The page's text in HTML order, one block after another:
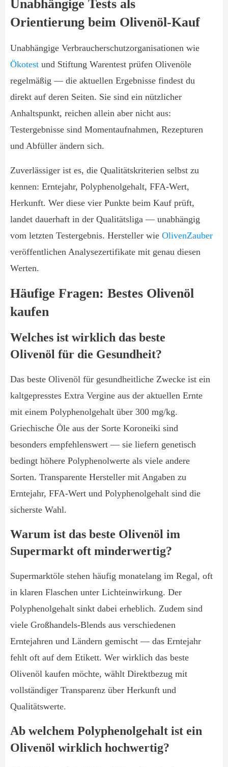
Unabhängige Tests als
Orientierung beim Olivenöl-Kauf
Unabhängige Verbraucherschutzorganisationen wie
Ökotest und Stiftung Warentest prüfen Olivenöle
regelmäßig — die aktuellen Ergebnisse findest du
direkt auf deren Seiten. Sie sind ein nützlicher
Anhaltspunkt, reichen allein aber nicht aus:
Testergebnisse sind Momentaufnahmen, Rezepturen
und Abfüller ändern sich.
Zuverlässiger ist es, die Qualitätskriterien selbst zu
kennen: Erntejahr, Polyphenolgehalt, FFA-Wert,
Herkunft. Wer diese vier Punkte beim Kauf prüft,
landet dauerhaft in der Qualitätsliga — unabhängig
vom letzten Testergebnis. Hersteller wie OlivenZauber
veröffentlichen Analysezertifikate mit genau diesen
Werten.
Häufige Fragen: Bestes Olivenöl
kaufen
Welches ist wirklich das beste
Olivenöl für die Gesundheit?
Das beste Olivenöl für gesundheitliche Zwecke ist ein
kaltgepresstes Extra Vergine aus der aktuellen Ernte
mit einem Polyphenolgehalt über 300 mg/kg.
Griechische Öle aus der Sorte Koroneiki sind
besonders empfehlenswert — sie liefern genetisch
bedingt höhere Polyphenolwerte als viele andere
Sorten. Transparente Hersteller mit Angaben zu
Erntejahr, FFA-Wert und Polyphenolgehalt sind die
sicherste Wahl.
Warum ist das beste Olivenöl im
Supermarkt oft minderwertig?
Supermarktöle stehen häufig monatelang im Regal, oft
in klaren Flaschen unter Lichteinwirkung. Der
Polyphenolgehalt sinkt dabei erheblich. Zudem sind
viele Großhandels-Blends aus verschiedenen
Erntejahren und Ländern gemischt — das Erntejahr
fehlt oft auf dem Etikett. Wer wirklich das beste
Olivenöl kaufen möchte, wählt Direktbezug mit
vollständiger Transparenz über Herkunft und
Qualitätswerte.
Ab welchem Polyphenolgehalt ist ein
Olivenöl wirklich hochwertig?